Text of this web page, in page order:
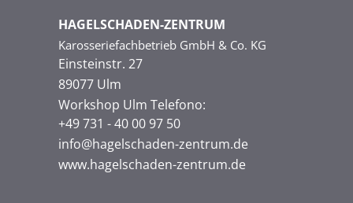
HAGELSCHADEN-ZENTRUM
Karosseriefachbetrieb GmbH & Co. KG
Einsteinstr. 27
89077 Ulm
Workshop Ulm Telefono:
+49 731 - 40 00 97 50
info@hagelschaden-zentrum.de
www.hagelschaden-zentrum.de